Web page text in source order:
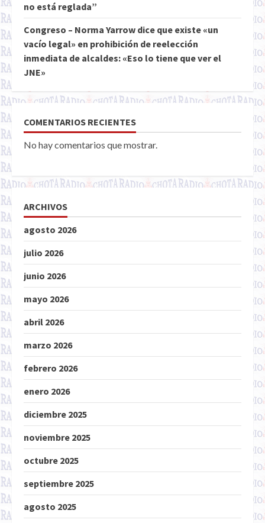
no está reglada”
Congreso – Norma Yarrow dice que existe «un
vacío legal» en prohibición de reelección
inmediata de alcaldes: «Eso lo tiene que ver el
JNE»
COMENTARIOS RECIENTES
No hay comentarios que mostrar.
ARCHIVOS
agosto 2026
julio 2026
junio 2026
mayo 2026
abril 2026
marzo 2026
febrero 2026
enero 2026
diciembre 2025
noviembre 2025
octubre 2025
septiembre 2025
agosto 2025